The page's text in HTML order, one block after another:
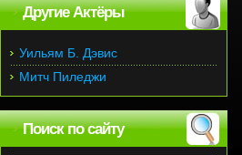
Другие Актёры
Уильям Б. Дэвис
Митч Пиледжи
Поиск по сайту